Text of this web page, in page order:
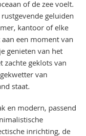
of de zee voelt.
geluiden
kantoor of elke
een moment van
genieten van het
zachte geklots van
van
staat.
en modern, passend
inrichting, de